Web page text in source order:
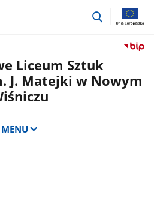
przejdź
Liceum Sztuk
J. Matejki w Nowym
MENU